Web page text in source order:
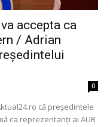
accepta ca
/ Adrian
0
că președintele
ca reprezentanți ai AUR